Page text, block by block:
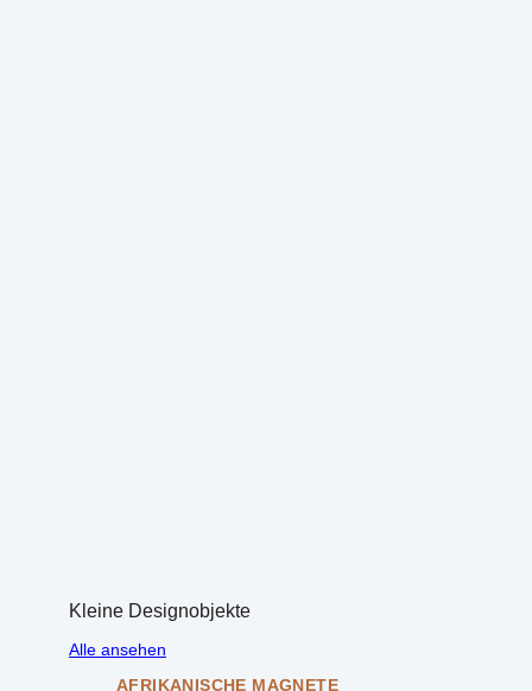
Kleine Designobjekte
Alle ansehen
AFRIKANISCHE MAGNETE